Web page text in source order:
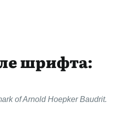
шрифта:
of Arnold Hoepker Baudrit.